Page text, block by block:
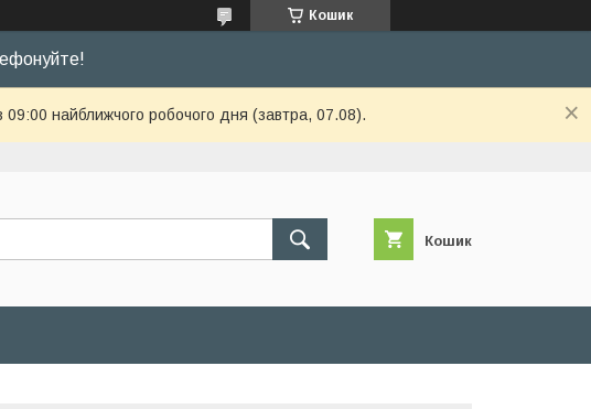
Кошик
09:00 найближчого робочого дня (завтра, 07.08).
Кошик